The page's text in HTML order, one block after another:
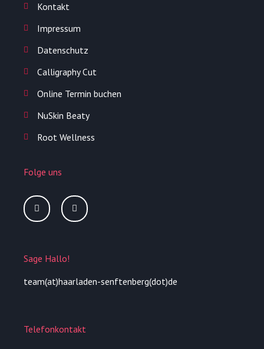
Kontakt
Impressum
Datenschutz
Calligraphy Cut
Online Termin buchen
NuSkin Beaty
Root Wellness
Folge uns
I
n
a
F
a
f
Sage Hallo!
team(at)haarladen-senftenberg(dot)de
Telefonkontakt